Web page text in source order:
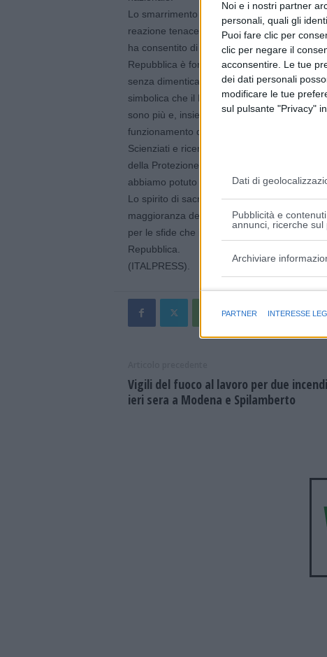
Noi e i nostri partner
personali, quali gli
Puoi fare clic per
clic per negare il
acconsentire. Le tue
dei dati personali
modificare le tue
sul pulsante "Privacy"
Dati di
Pubblicità e
annunci, ricerche
Archiviare
Finalità e
PARTNER INTERESSE
Lo smarrimento dinanzi a una minaccia così
reazione tenace, fatta di coraggiose scelte
ha consentito di affrontare una sfida senza
Repubblica è fortemente impegnata a
senza dimenticare la lezione di quanto è
simbolica che il Parlamento ha scelto di
sono più e, insieme, l’apporto di quanti
funzionamento dei servizi essenziali.
Scienziati e ricercatori, medici, infermieri,
della Protezione civile, militari e forze
abbiamo potuto contare. A tutti loro va la
Lo spirito di sacrificio, la consapevolezza di
maggioranza dei nostri concittadini ha
per le sfide che il Paese si trova ad
Repubblica.
(ITALPRESS).
Vigili del fuoco al lavoro per due
ieri sera a Modena e Spilamberto